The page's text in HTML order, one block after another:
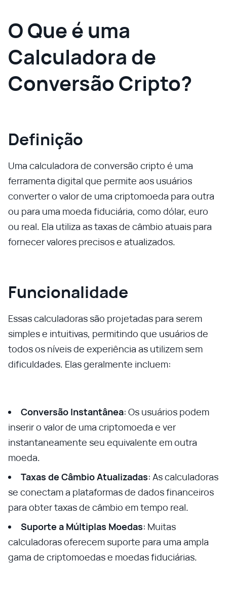
O Que é uma
Calculadora de
Conversão Cripto?
Definição
Uma calculadora de conversão cripto é uma
ferramenta digital que permite aos usuários
converter o valor de uma criptomoeda para outra
ou para uma moeda fiduciária, como dólar, euro
ou real. Ela utiliza as taxas de câmbio atuais para
fornecer valores precisos e atualizados.
Funcionalidade
Essas calculadoras são projetadas para serem
simples e intuitivas, permitindo que usuários de
todos os níveis de experiência as utilizem sem
dificuldades. Elas geralmente incluem:
Conversão Instantânea: Os usuários podem
inserir o valor de uma criptomoeda e ver
instantaneamente seu equivalente em outra
moeda.
Taxas de Câmbio Atualizadas: As calculadoras
se conectam a plataformas de dados financeiros
para obter taxas de câmbio em tempo real.
Suporte a Múltiplas Moedas: Muitas
calculadoras oferecem suporte para uma ampla
gama de criptomoedas e moedas fiduciárias.